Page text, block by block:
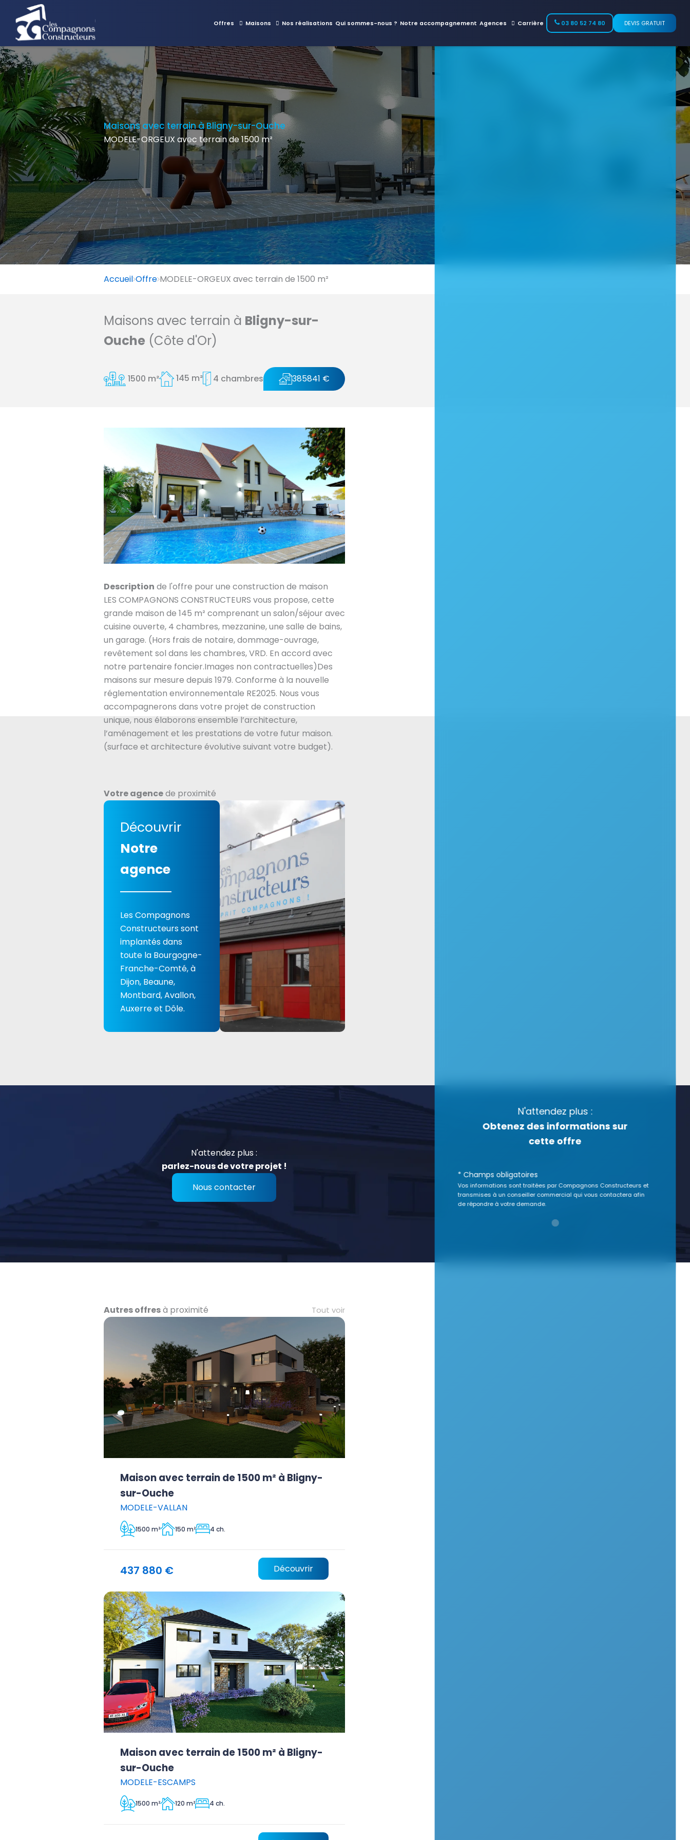
Offres Maisons Nos réalisations Qui sommes-nous ? Notre accompagnement Agences Carrière 03 80 52 74 80 DEVIS GRATUIT
Maisons avec terrain à Bligny-sur-Ouche
MODELE-ORGEUX avec terrain de 1500 m²
Accueil Offre MODELE-ORGEUX avec terrain de 1500 m²
Maisons avec terrain à Bligny-sur-
Ouche (Côte d'Or)
1500 m² 145 m² 4 chambres 385841 €
Description de l'offre pour une construction de maison
LES COMPAGNONS CONSTRUCTEURS vous propose, cette
grande maison de 145 m² comprenant un salon/séjour avec
cuisine ouverte, 4 chambres, mezzanine, une salle de bains,
un garage. (Hors frais de notaire, dommage-ouvrage,
revêtement sol dans les chambres, VRD. En accord avec
notre partenaire foncier.Images non contractuelles)Des
maisons sur mesure depuis 1979. Conforme à la nouvelle
réglementation environnementale RE2025. Nous vous
accompagnerons dans votre projet de construction
unique, nous élaborons ensemble l’architecture,
l’aménagement et les prestations de votre futur maison.
(surface et architecture évolutive suivant votre budget).
Votre agencede proximité
Découvrir
Notre
agence
Les Compagnons
Constructeurs sont
implantés dans
toute la Bourgogne-
Franche-Comté, à
Dijon, Beaune,
Montbard, Avallon,
Auxerre et Dôle.
N'attendez plus :
parlez-nous de votre projet !
Nous contacter
Autres offresà proximité Tout voir
Maison avec terrain de 1500 m² à Bligny-
sur-Ouche
MODELE-VALLAN
1500 m² 150 m² 4 ch.
437 880 € Découvrir
Maison avec terrain de 1500 m² à Bligny-
sur-Ouche
MODELE-ESCAMPS
1500 m² 120 m² 4 ch.
N'attendez plus :
Obtenez des informations sur
cette offre
* Champs obligatoires
Vos informations sont traitées par Compagnons Constructeurs et
transmises à un conseiller commercial qui vous contactera afin
de répondre à votre demande.